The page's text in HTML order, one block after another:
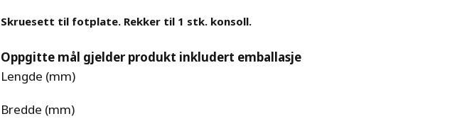
Skruesett til fotplate. Rekker til 1 stk. konsoll.
Oppgitte mål gjelder produkt inkludert emballasje
Lengde (mm)
Bredde (mm)